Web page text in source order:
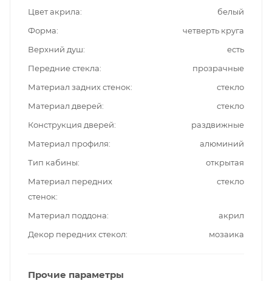
Цвет акрила
белый
Форма
четверть круга
Верхний душ
есть
Передние стекла
прозрачные
Материал задних стенок
стекло
Материал дверей
стекло
Конструкция дверей
раздвижные
Материал профиля
алюминий
Тип кабины
открытая
Материал передних
стенок
стекло
Материал поддона
акрил
Декор передних стекол
мозаика
Прочие параметры